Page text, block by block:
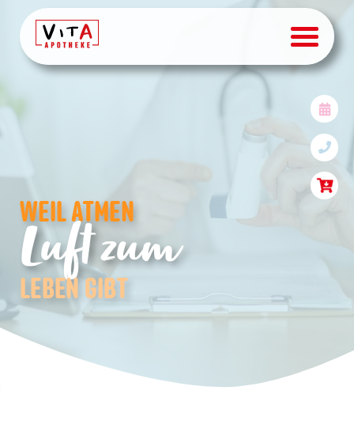
Inhalationsberatung
WEIL ATMEN
Luft zum
LEBEN GIBT